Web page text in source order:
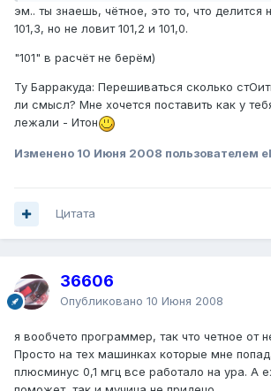
эм.. ты знаешь, чётное, это то, что делится
101,3, но не ловит 101,2 и 101,0.
"101" в расчёт не берём)
Ту Барракуда: Перешиваться сколько
ли смысл? Мне хочется поставить как у
лежали - Итон
Изменено 10 Июня 2008 пользователем
Цитата
36606
Опубликовано 10 Июня 2008
я вообчето программер, так что четное от
Просто на тех машинках которые мне
плюсминус 0,1 мгц все работало на ура. А